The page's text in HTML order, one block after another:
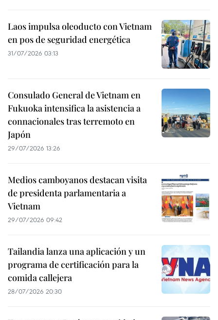
Laos impulsa oleoducto con Vietnam
en pos de seguridad energética
31/07/2026 03:13
Consulado General de Vietnam en
Fukuoka intensifica la asistencia a
connacionales tras terremoto en
Japón
29/07/2026 13:26
Medios camboyanos destacan visita
de presidenta parlamentaria a
Vietnam
29/07/2026 09:42
Tailandia lanza una aplicación y un
programa de certificación para la
comida callejera
28/07/2026 20:30